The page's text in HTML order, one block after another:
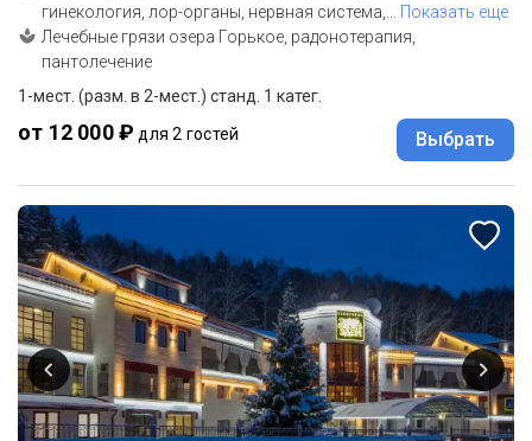
гинекология, лор-органы, нервная система,
Показать еще
Лечебные грязи озера Горькое, радонотерапия,
пантолечение
1-мест. (разм. в 2-мест.) станд. 1 катег.
от 12 000 ₽ для 2 гостей Выбрать